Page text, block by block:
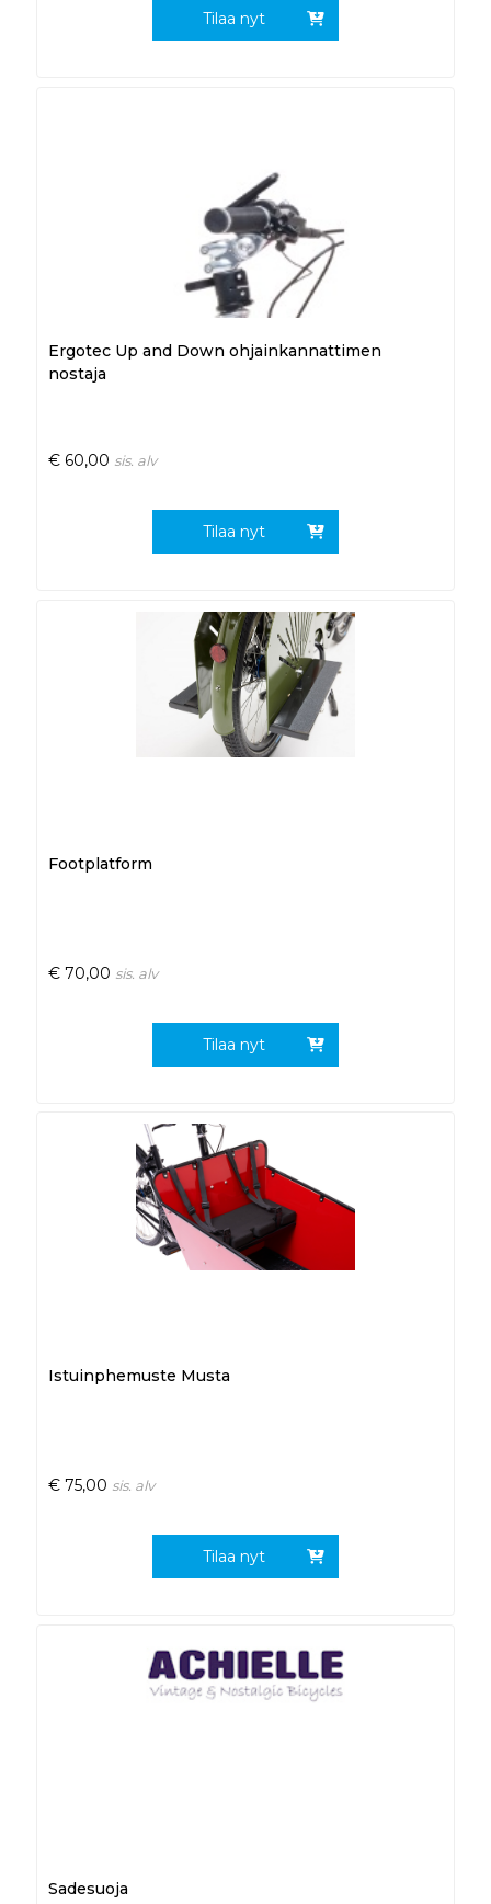
Tilaa nyt
Ergotec Up and Down ohjainkannattimen
nostaja
€ 60,00 sis. alv
Tilaa nyt
Footplatform
€ 70,00 sis. alv
Tilaa nyt
Istuinphemuste Musta
€ 75,00 sis. alv
Tilaa nyt
Sadesuoja